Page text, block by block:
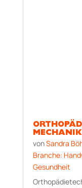
vonSandra
Branche:
Gesundheit